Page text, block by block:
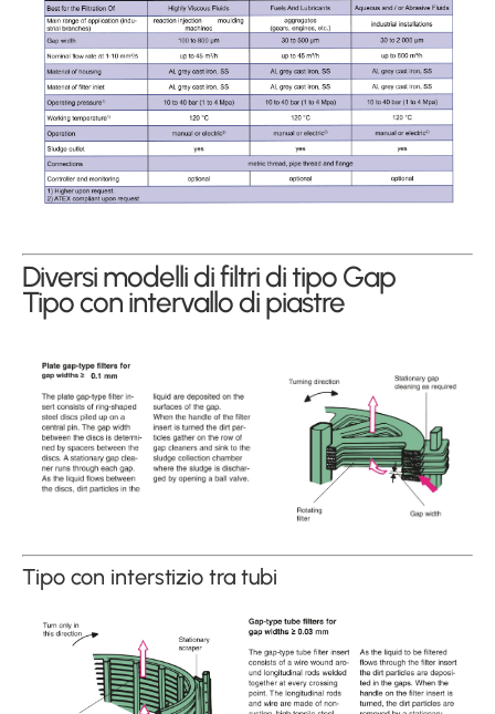
Diversi modelli di filtri di tipo Gap
Tipo con intervallo di piastre
Tipo con interstizio tra tubi